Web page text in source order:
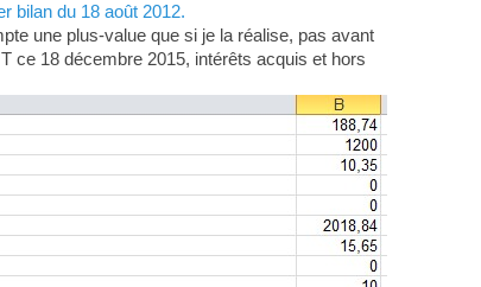
bilan du 18 août 2012.
une plus-value que si je la réalise, pas avant
ce 18 décembre 2015, intérêts acquis et hors